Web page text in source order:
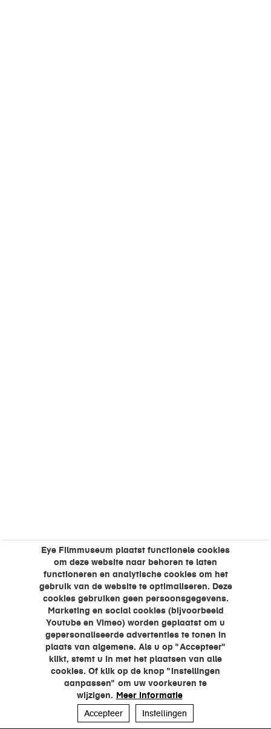
Eye Filmmuseum plaatst functionele cookies
om deze website naar behoren te laten
functioneren en analytische cookies om het
gebruik van de website te optimaliseren. Deze
cookies gebruiken geen persoonsgegevens.
Marketing en social cookies (bijvoorbeeld
Youtube en Vimeo) worden geplaatst om u
gepersonaliseerde advertenties te tonen in
plaats van algemene. Als u op "Accepteer"
klikt, stemt u in met het plaatsen van alle
cookies. Of klik op de knop "Instellingen
aanpassen" om uw voorkeuren te
wijzigen. Meer informatie
Accepteer
Instellingen